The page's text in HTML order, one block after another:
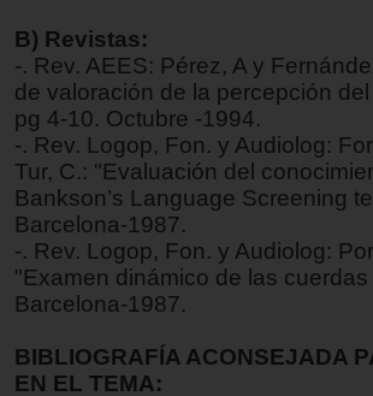
B) Revistas:
-. Rev. AEES: Pérez, A y
de valoración de la percepción
pg 4-10. Octubre -1994.
-. Rev. Logop, Fon. y Audiolog:
Tur, C.: "Evaluación del
Bankson’s Language Screening
Barcelona-1987.
-. Rev. Logop, Fon. y Audiolog:
"Examen dinámico de las
Barcelona-1987.
BIBLIOGRAFÍA ACONSEJADA
EN EL TEMA: